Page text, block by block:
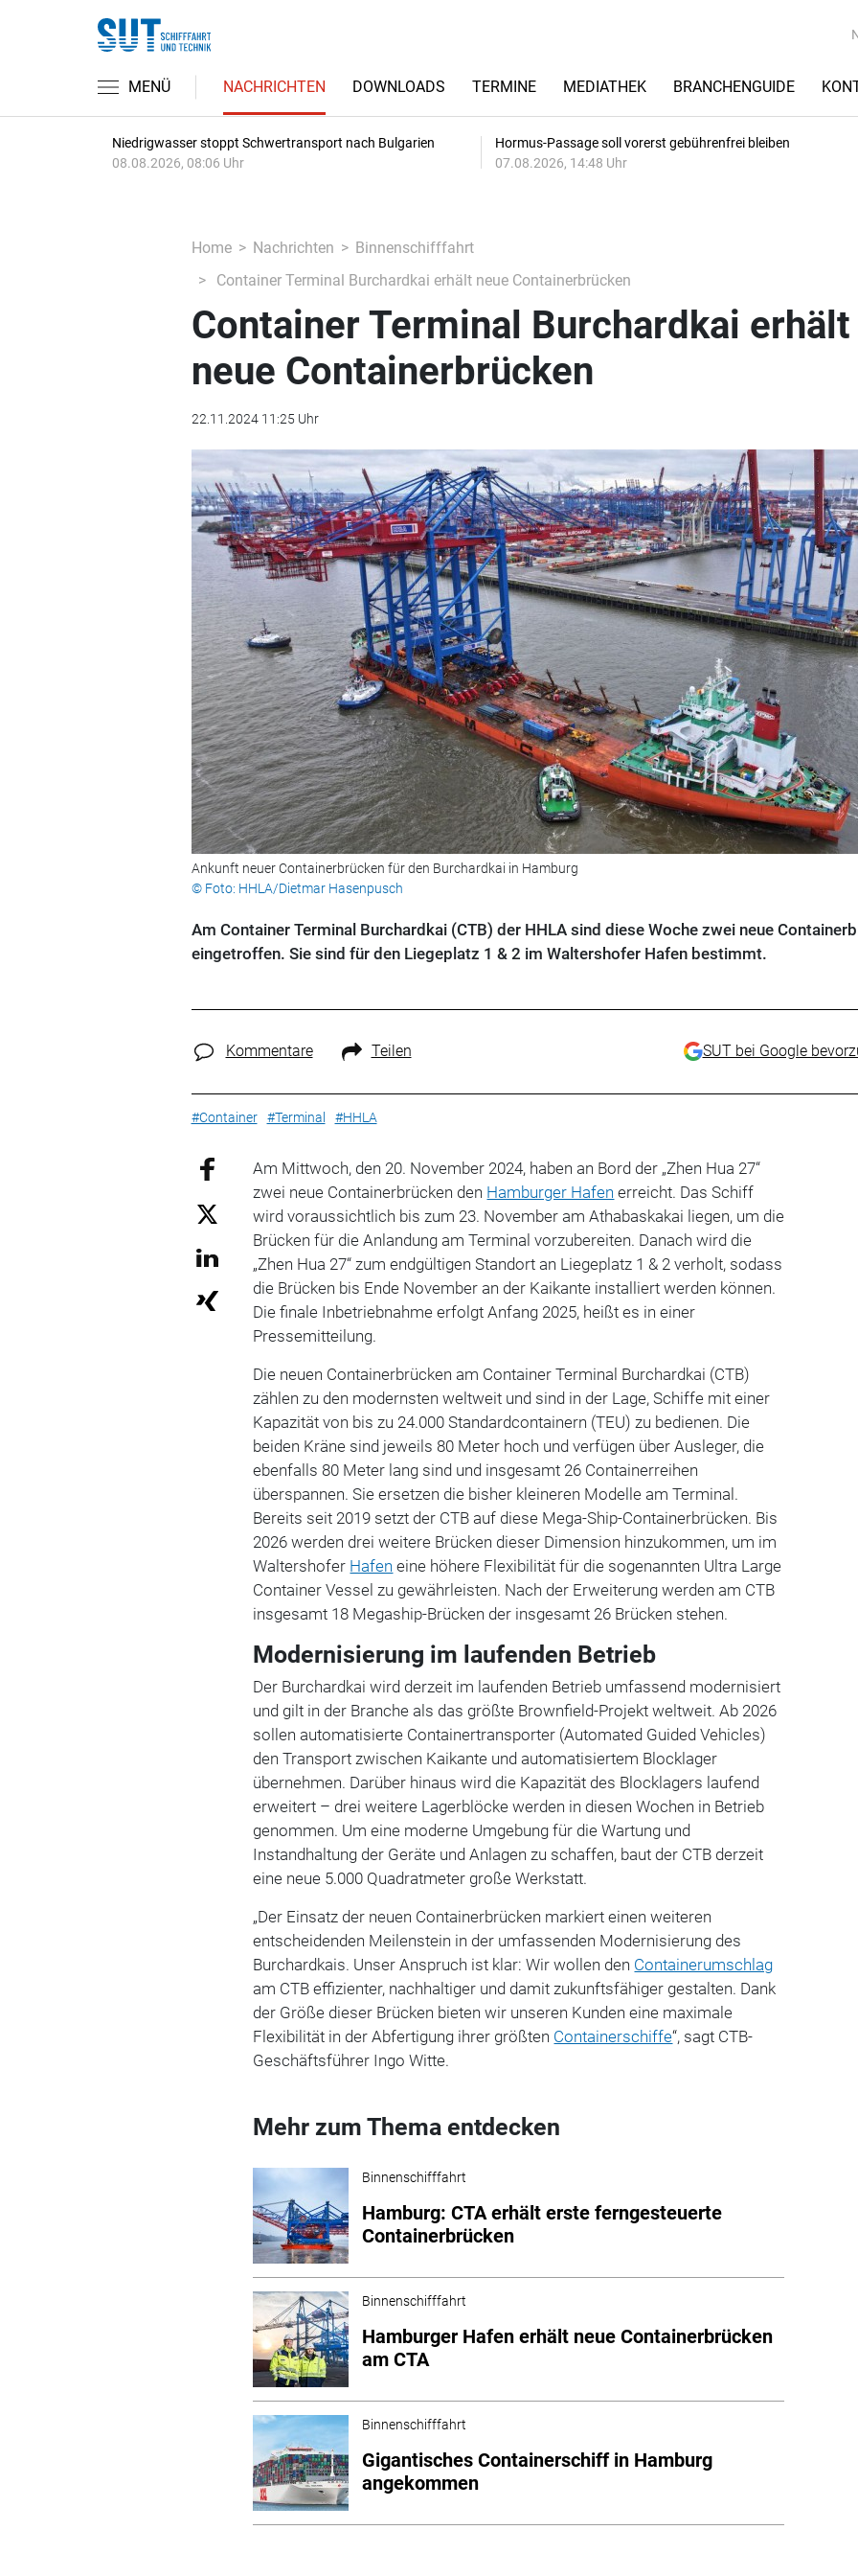
MENÜ NACHRICHTEN DOWNLOADS TERMINE MEDIATHEK BRANCHENGUIDE
Niedrigwasser stoppt Schwertransport nach Bulgarien
08.08.2026, 08:06 Uhr
Hormus-Passage soll vorerst gebührenfrei bleiben
07.08.2026, 14:48 Uhr
Home Nachrichten
Binnenschifffahrt
Container Terminal Burchardkai erhält neue Containerbrücken
Container Terminal Burchardkai erhält
neue Containerbrücken
22.11.2024 11:25 Uhr
Ankunft neuer Containerbrücken für den Burchardkai in Hamburg
© Foto: HHLA/Dietmar Hasenpusch
Am Container Terminal Burchardkai (CTB) der HHLA sind diese Woche zwei neue
eingetroffen. Sie sind für den Liegeplatz 1 & 2 im Waltershofer Hafen bestimmt.
Kommentare Teilen SUT bei Google
#Container #Terminal #HHLA
Am Mittwoch, den 20. November 2024, haben an Bord der „Zhen Hua 27“
zwei neue Containerbrücken den Hamburger Hafen erreicht. Das Schiff
wird voraussichtlich bis zum 23. November am Athabaskakai liegen, um die
Brücken für die Anlandung am Terminal vorzubereiten. Danach wird die
„Zhen Hua 27“ zum endgültigen Standort an Liegeplatz 1 & 2 verholt, sodass
die Brücken bis Ende November an der Kaikante installiert werden können.
Die finale Inbetriebnahme erfolgt Anfang 2025, heißt es in einer
Pressemitteilung.
Die neuen Containerbrücken am Container Terminal Burchardkai (CTB)
zählen zu den modernsten weltweit und sind in der Lage, Schiffe mit einer
Kapazität von bis zu 24.000 Standardcontainern (TEU) zu bedienen. Die
beiden Kräne sind jeweils 80 Meter hoch und verfügen über Ausleger, die
ebenfalls 80 Meter lang sind und insgesamt 26 Containerreihen
überspannen. Sie ersetzen die bisher kleineren Modelle am Terminal.
Bereits seit 2019 setzt der CTB auf diese Mega-Ship-Containerbrücken. Bis
2026 werden drei weitere Brücken dieser Dimension hinzukommen, um im
Waltershofer Hafen eine höhere Flexibilität für die sogenannten Ultra Large
Container Vessel zu gewährleisten. Nach der Erweiterung werden am CTB
insgesamt 18 Megaship-Brücken der insgesamt 26 Brücken stehen.
Modernisierung im laufenden Betrieb
Der Burchardkai wird derzeit im laufenden Betrieb umfassend modernisiert
und gilt in der Branche als das größte Brownfield-Projekt weltweit. Ab 2026
sollen automatisierte Containertransporter (Automated Guided Vehicles)
den Transport zwischen Kaikante und automatisiertem Blocklager
übernehmen. Darüber hinaus wird die Kapazität des Blocklagers laufend
erweitert – drei weitere Lagerblöcke werden in diesen Wochen in Betrieb
genommen. Um eine moderne Umgebung für die Wartung und
Instandhaltung der Geräte und Anlagen zu schaffen, baut der CTB derzeit
eine neue 5.000 Quadratmeter große Werkstatt.
„Der Einsatz der neuen Containerbrücken markiert einen weiteren
entscheidenden Meilenstein in der umfassenden Modernisierung des
Burchardkais. Unser Anspruch ist klar: Wir wollen den Containerumschlag
am CTB effizienter, nachhaltiger und damit zukunftsfähiger gestalten. Dank
der Größe dieser Brücken bieten wir unseren Kunden eine maximale
Flexibilität in der Abfertigung ihrer größten Containerschiffe“, sagt CTB-
Geschäftsführer Ingo Witte.
Mehr zum Thema entdecken
Binnenschifffahrt
Hamburg: CTA erhält erste ferngesteuerte
Containerbrücken
Binnenschifffahrt
Hamburger Hafen erhält neue Containerbrücken
am CTA
Binnenschifffahrt
Gigantisches Containerschiff in Hamburg
angekommen